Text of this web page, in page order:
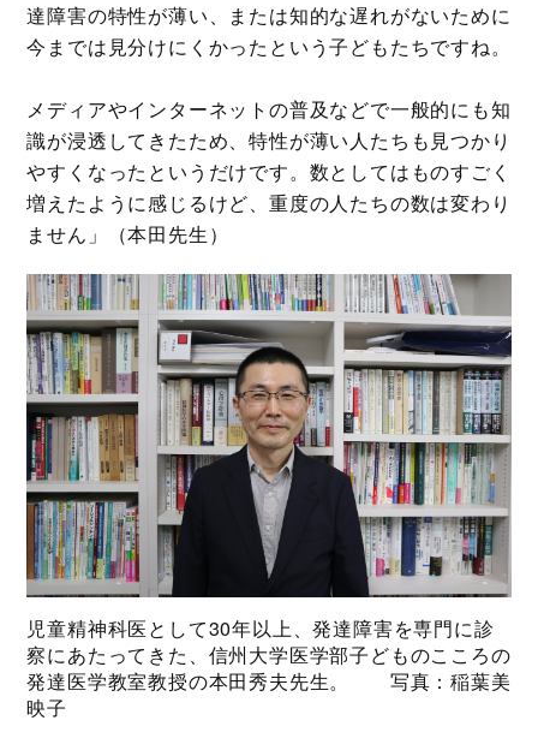
達障害の特性が薄い、または知的な遅れがないために
今までは見分けにくかったという子どもたちですね。
メディアやインターネットの普及などで一般的にも知
識が浸透してきたため、特性が薄い人たちも見つかり
やすくなったというだけです。数としてはものすごく
増えたように感じるけど、重度の人たちの数は変わり
ません」（本田先生）
児童精神科医として30年以上、発達障害を専門に診
察にあたってきた、信州大学医学部子どものこころの
発達医学教室教授の本田秀夫先生。 写真：稲葉美
映子